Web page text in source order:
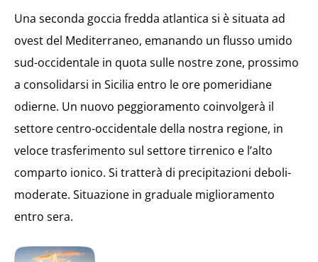
Una seconda goccia fredda atlantica si è situata ad
ovest del Mediterraneo, emanando un flusso umido
sud-occidentale in quota sulle nostre zone, prossimo
a consolidarsi in Sicilia entro le ore pomeridiane
odierne. Un nuovo peggioramento coinvolgerà il
settore centro-occidentale della nostra regione, in
veloce trasferimento sul settore tirrenico e l’alto
comparto ionico. Si tratterà di precipitazioni deboli-
moderate. Situazione in graduale miglioramento
entro sera.